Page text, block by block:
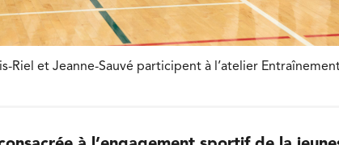
Riel et Jeanne-Sauvé participent à l’atelier